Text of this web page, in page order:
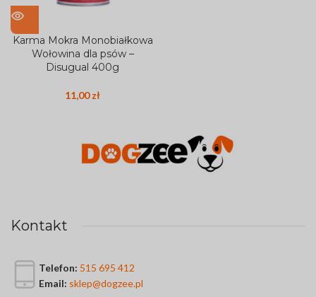
Karma Mokra Monobiałkowa
Wołowina dla psów –
Disugual 400g
11,00zł
Kontakt
Telefon: 515 695 412
Email: sklep@dogzee.pl